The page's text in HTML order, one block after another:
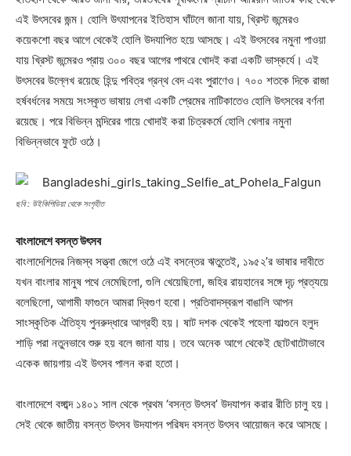
Champs21
Company
About
Contact us
Subscription Plans
My account
এই উৎসবের জন্ম। হোলি উৎযাপনের ইতিহাস ঘাঁটলে জানা যায়, খ্রিস্ট জন্মেরও
কয়েকশো বছর আগে থেকেই হোলি উদযাপিত হয়ে আসছে। এই উৎসবের নমুনা পাওয়া
যায় খ্রিস্ট জন্মেরও প্রায় ৩০০ বছর আগের পাথরে খোদই করা একটি ভাস্কর্যে। এই
উৎসবের উল্লেখ রয়েছে হিন্দু পবিত্র গ্রন্থ বেদ এবং পুরাণেও। ৭০০ শতকে দিকে রাজা
হর্ষবর্ধনের সময়ে সংস্কৃত ভাষায় লেখা একটি প্রেমের নাটিকাতেও হোলি উৎসবের বর্ণনা
রয়েছে। পরে বিভিন্ন মন্দিরের গায়ে খোদাই করা চিত্রকর্মে হোলি খেলার নমুনা
বিভিন্নভাবে ফুটে ওঠে।
ছবি : উইকিপিডিয়া থেকে সংগৃহীত
বাংলাদেশে বসন্ত উৎসব
বাংলাদেশিদের নিজস্ব সত্ত্বা জেগে ওঠে এই বসন্তের ঋতুতেই, ১৯৫২’র ভাষার দাবীতে
যখন বাংলার মানুষ পথে নেমেছিলো, গুলি খেয়েছিলো, জহির রায়হানের সঙ্গে দৃঢ় প্রত্যয়ে
বলেছিলো, আগামী ফাগুনে আমরা দ্বিগুণ হবো। প্রতিবাদস্বরূপ বাঙালি আপন
সাংস্কৃতিক ঐতিহ্য পুনরুদ্ধারে আগ্রহী হয়। ষাট দশক থেকেই পহেলা ফাল্গুনে হলুদ
শাড়ি পরা নতুনভাবে শুরু হয় বলে জানা যায়। তবে অনেক আগে থেকেই ছোটখাটোভাবে
একেক জায়গায় এই উৎসব পালন করা হতো।
বাংলাদেশে বঙ্গাব্দ ১৪০১ সাল থেকে প্রথম ‘বসন্ত উৎসব’ উদযাপন করার রীতি চালু হয়।
সেই থেকে জাতীয় বসন্ত উৎসব উদযাপন পরিষদ বসন্ত উৎসব আয়োজন করে আসছে।